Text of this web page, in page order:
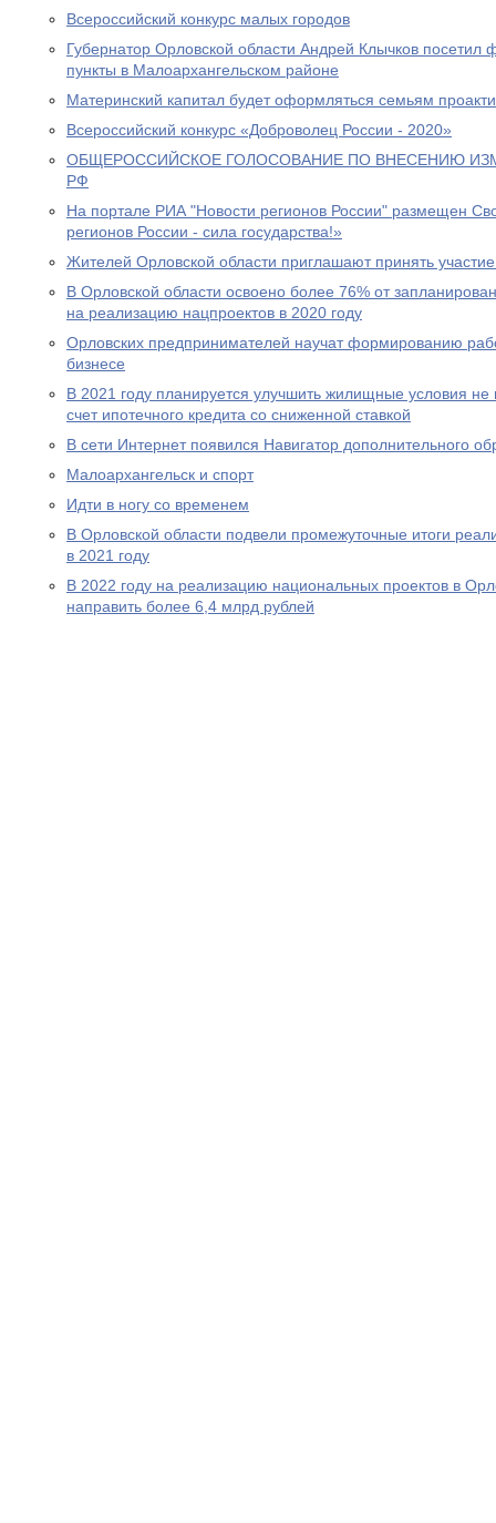
Всероссийский конкурс малых городов
Губернатор Орловской области Андрей Клычков посетил
пункты в Малоархангельском районе
Материнский капитал будет оформляться семьям
Всероссийский конкурс «Доброволец России - 2020»
ОБЩЕРОССИЙСКОЕ ГОЛОСОВАНИЕ ПО ВНЕСЕНИЮ
РФ
На портале РИА "Новости регионов России" размещен
регионов России - сила государства!»
Жителей Орловской области приглашают принять
В Орловской области освоено более 76% от
на реализацию нацпроектов в 2020 году
Орловских предпринимателей научат формированию
бизнесе
В 2021 году планируется улучшить жилищные условия
счет ипотечного кредита со сниженной ставкой
В сети Интернет появился Навигатор дополнительного
Малоархангельск и спорт
Идти в ногу со временем
В Орловской области подвели промежуточные итоги
в 2021 году
В 2022 году на реализацию национальных проектов в
направить более 6,4 млрд рублей